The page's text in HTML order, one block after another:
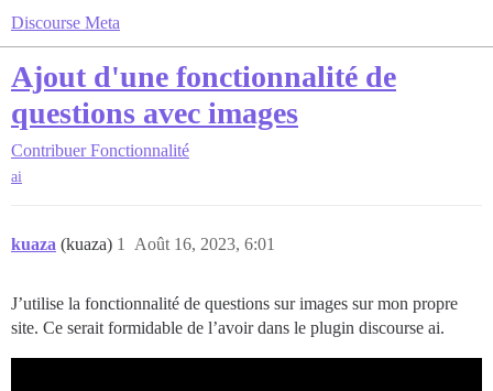
Discourse Meta
Ajout d'une fonctionnalité de
questions avec images
Contribuer Fonctionnalité
ai
kuaza (kuaza) Août 16, 2023, 6:01
1
J’utilise la fonctionnalité de questions sur images sur mon propre
site. Ce serait formidable de l’avoir dans le plugin discourse ai.